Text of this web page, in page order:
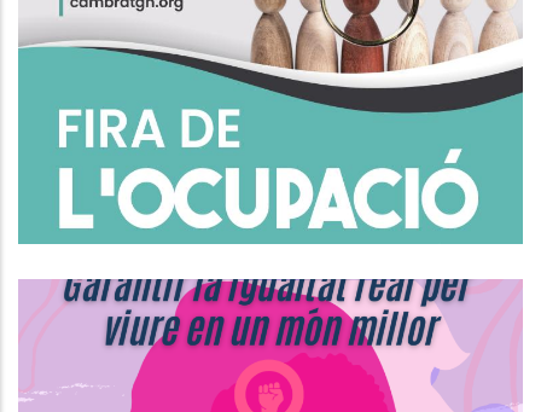
Fira De L'Ocupació De Calafell
Ocupació
Actes Comarcals De